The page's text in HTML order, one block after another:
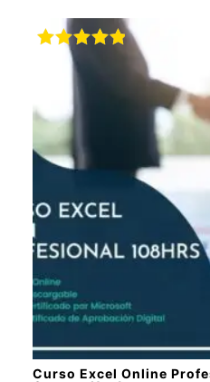
Curso Excel Online
Valorado
5.00